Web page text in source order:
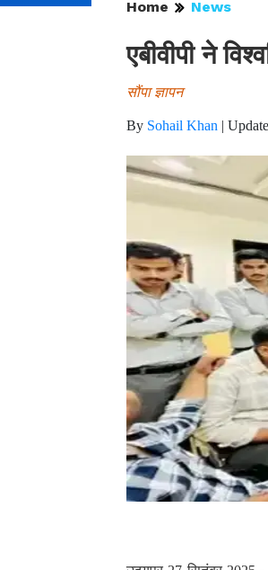
Home News
एबीवीपी ने
सौंपा ज्ञापन
By Sohail Khan |